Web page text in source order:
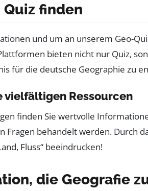
Quiz finden
und um an unserem Geo-
bieten nicht nur Quiz,
für die deutsche Geographie zu
vielfältigen Ressourcen
finden Sie wertvolle
Fragen behandelt werden. Durch
Fluss“ beeindrucken!
die Geografie